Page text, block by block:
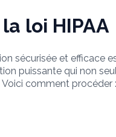
loi HIPAA
sécurisée et efficace
puissante qui non
comment procéder :